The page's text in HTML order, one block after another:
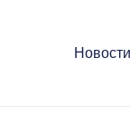
Новости